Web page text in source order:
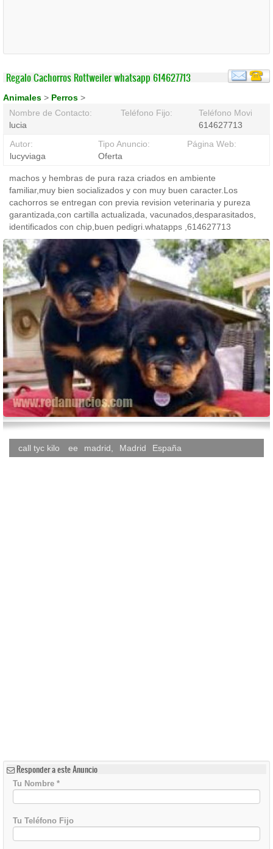
Regalo Cachorros Rottweiler whatsapp 614627713
Animales > Perros >
Nombre de Contacto:
lucia
Teléfono Fijo:
Teléfono Movil:
614627713
Autor:
lucyviaga
Tipo Anuncio:
Oferta
Página Web:
machos y hembras de pura raza criados en ambiente
familiar,muy bien socializados y con muy buen caracter.Los
cachorros se entregan con previa revision veterinaria y pureza
garantizada,con cartilla actualizada, vacunados,desparasitados,
identificados con chip,buen pedigri.whatapps ,614627713
call tyc kilo ee madrid Madrid España
Responder a este Anuncio
Tu Nombre *
Tu Teléfono Fijo